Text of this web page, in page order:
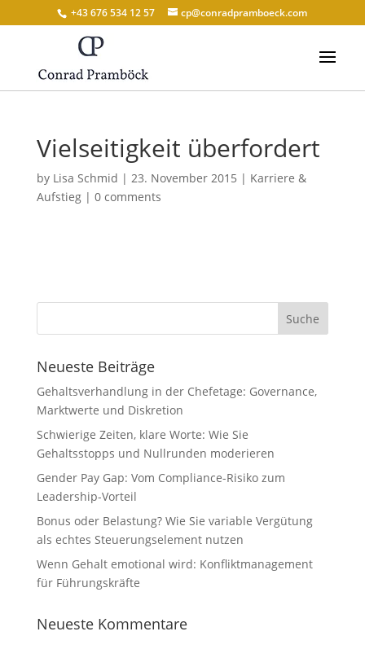
+43 676 534 12 57 cp@conradpramboeck.com
Vielseitigkeit überfordert
by Lisa Schmid | 23. November 2015 | Karriere &
Aufstieg| 0 comments
Neueste Beiträge
Gehaltsverhandlung in der Chefetage: Governance,
Marktwerte und Diskretion
Schwierige Zeiten, klare Worte: Wie Sie
Gehaltsstopps und Nullrunden moderieren
Gender Pay Gap: Vom Compliance-Risiko zum
Leadership-Vorteil
Bonus oder Belastung? Wie Sie variable Vergütung
als echtes Steuerungselement nutzen
Wenn Gehalt emotional wird: Konfliktmanagement
für Führungskräfte
Neueste Kommentare